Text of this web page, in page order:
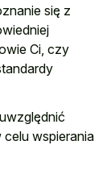
się z
Ci, czy
wspierania